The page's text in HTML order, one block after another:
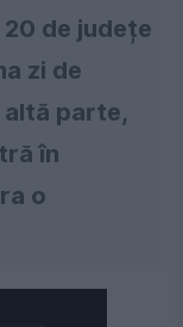
de județe
zi de
altă parte,
în
o